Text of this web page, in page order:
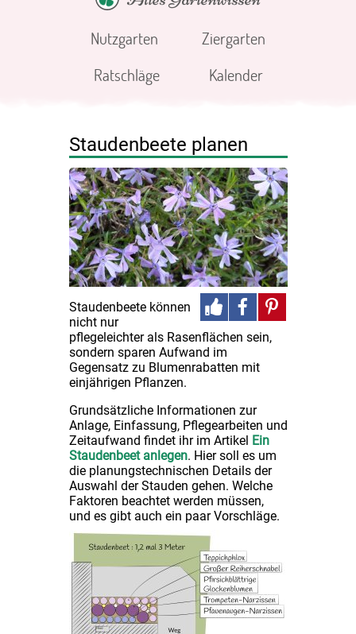
Nutzgarten
Ziergarten
Ratschläge
Kalender
Staudenbeete planen
Staudenbeete können
nicht nur
pflegeleichter als Rasenflächen sein,
sondern sparen Aufwand im
Gegensatz zu Blumenrabatten mit
einjährigen Pflanzen.
Grundsätzliche Informationen zur
Anlage, Einfassung, Pflegearbeiten und
Zeitaufwand findet ihr im Artikel Ein
Staudenbeet anlegen. Hier soll es um
die planungstechnischen Details der
Auswahl der Stauden gehen. Welche
Faktoren beachtet werden müssen,
und es gibt auch ein paar Vorschläge.